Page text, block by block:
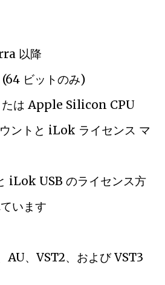
以降
ビットのみ)
は Apple Silicon CPU
ントと iLok ライセンス マ
USB のライセンス方
います
AU、VST2、および VST3